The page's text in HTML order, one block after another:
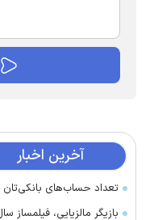
آخرین اخبار
تعداد حساب‌های بانکی‌تان
بازیگر مالزیایی،